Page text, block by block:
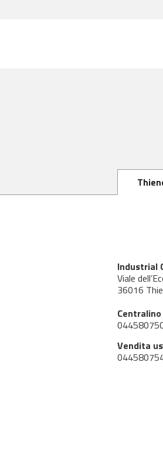
Industrial
Viale
36016
Centralino
Vendita